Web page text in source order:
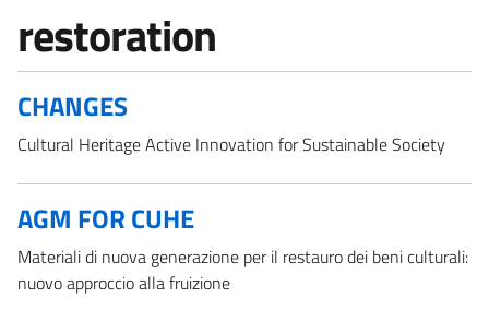
restoration
CHANGES
Cultural Heritage Active Innovation for Sustainable Society
AGM FOR CUHE
Materiali di nuova generazione per il restauro dei beni culturali:
nuovo approccio alla fruizione